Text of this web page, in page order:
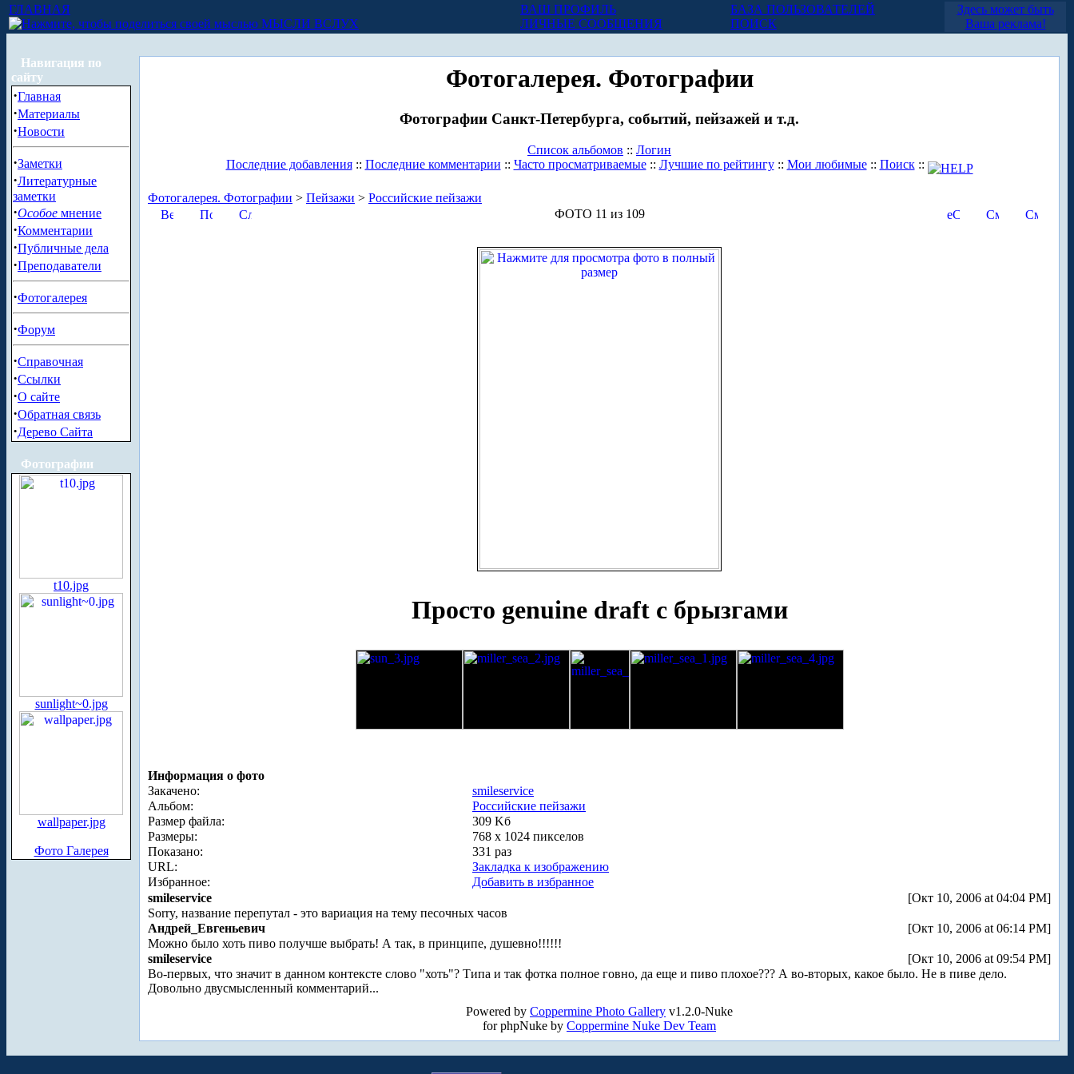
ГЛАВНАЯ
МЫСЛИ ВСЛУХ
ВАШ ПРОФИЛЬ
ЛИЧНЫЕ СООБЩЕНИЯ
БАЗА ПОЛЬЗОВАТЕЛЕЙ
ПОИСК
Здесь может быть
Ваша реклама!
Навигация по
сайту
·Главная
·Материалы
·Новости
·Заметки
·Литературные
заметки
·Особое мнение
·Комментарии
·Публичные дела
·Преподаватели
·Фотогалерея
·Форум
·Справочная
·Ссылки
·О сайте
·Обратная связь
·Дерево Сайта
Фотографии
t10.jpg
sunlight~0.jpg
wallpaper.jpg
Фото Галерея
Фотогалерея. Фотографии
Фотографии Санкт-Петербурга, событий, пейзажей и т.д.
Список альбомов :: Логин
Последние добавления:: Последние комментарии :: Часто просматриваемые:: Лучшие по рейтингу:: Мои любимые:: Поиск::
Фотогалерея. Фотографии > Пейзажи > Российские пейзажи
ФОТО 11 из 109
Просто genuine draft с брызгами
Информация о фото
Закачено:
smileservice
Альбом:
Российские пейзажи
Размер файла:
309 Kб
Размеры:
768 x 1024 пикселов
Показано:
331 раз
URL:
Закладка к изображению
Избранное:
Добавить в избранное
smileservice
[Окт 10, 2006 at 04:04 PM]
Sorry, название перепутал - это вариация на тему песочных часов
Андрей_Евгеньевич
[Окт 10, 2006 at 06:14 PM]
Можно было хоть пиво получше выбрать! А так, в принципе, душевно!!!!!!
smileservice
[Окт 10, 2006 at 09:54 PM]
Во-первых, что значит в данном контексте слово "хоть"? Типа и так фотка полное говно, да еще и пиво плохое??? А во-вторых, какое было. Не в пиве дело.
Довольно двусмысленный комментарий...
Powered by Coppermine Photo Gallery v1.2.0-Nuke
for phpNuke by Coppermine Nuke Dev Team